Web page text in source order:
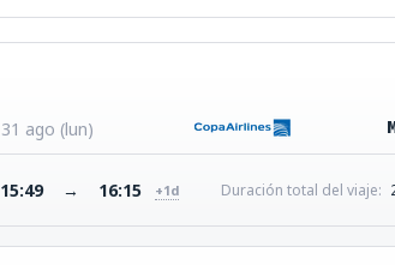
31 ago (lun)
15:49 → 16:15 +1d Duración total del viaje: